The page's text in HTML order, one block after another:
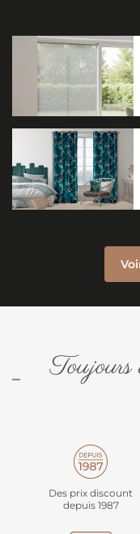
Toujours
Des prix discount
depuis 1987